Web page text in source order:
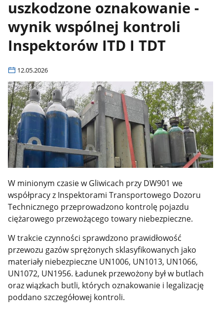
uszkodzone oznakowanie -
wynik wspólnej kontroli
Inspektorów ITD I TDT
12.05.2026
W minionym czasie w Gliwicach przy DW901 we
współpracy z Inspektorami Transportowego Dozoru
Technicznego przeprowadzono kontrolę pojazdu
ciężarowego przewożącego towary niebezpieczne.
W trakcie czynności sprawdzono prawidłowość
przewozu gazów sprężonych sklasyfikowanych jako
materiały niebezpieczne UN1006, UN1013, UN1066,
UN1072, UN1956. Ładunek przewożony był w butlach
oraz wiązkach butli, których oznakowanie i legalizację
poddano szczegółowej kontroli.